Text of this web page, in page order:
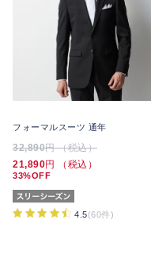
フォーマルスーツ 通年
32,890円 （税込）
21,890円 （税込）
33%OFF
4.5(60件)